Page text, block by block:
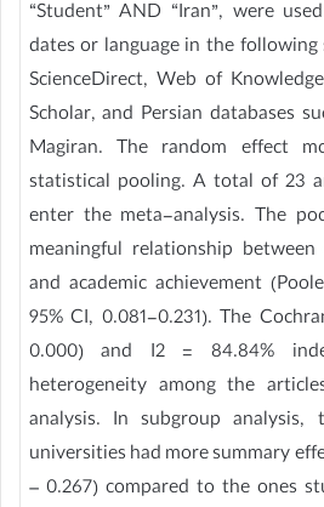
“Student” AND “Iran”, were
dates or language in the following
ScienceDirect, Web of
Scholar, and Persian databases
Magiran. The random effect
statistical pooling. A total of 23
enter the meta-analysis. The
meaningful relationship
and academic achievement
95% CI, 0.081-0.231). The
0.000) and I2 = 84.84%
heterogeneity among the
analysis. In subgroup
universities had more summary
– 0.267) compared to the ones